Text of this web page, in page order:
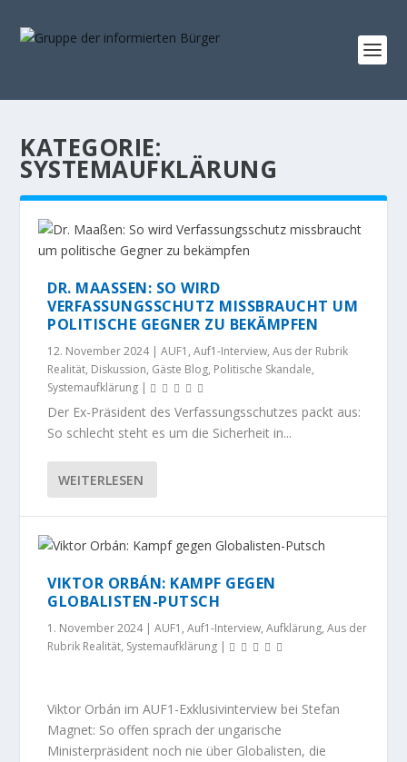
KATEGORIE:
SYSTEMAUFKLÄRUNG
DR. MAASSEN: SO WIRD V
ERFASSUNGSSCHUTZ MISSBRAUCHT UM P
OLITISCHE GEGNER ZU BEKÄMPFEN
12. November 2024|AUF1 ,Auf1-Interview,Aus der Rubrik
Realität, Diskussion, Gäste Blog, Politische Skandale,
Systemaufklärung |
Der Ex-Präsident des Verfassungsschutzes packt aus:
So schlecht steht es um die Sicherheit in...
WEITERLESEN
VIKTOR ORBÁN: KAMPF GEGEN
GLOBALISTEN-PUTSCH
1. November 2024|AUF1 ,Auf1-Interview,Aufklärung,Aus der
Rubrik Realität, Systemaufklärung |
Viktor Orbán im AUF1-Exklusivinterview bei Stefan
Magnet: So offen sprach der ungarische
Ministerpräsident noch nie über Globalisten, die